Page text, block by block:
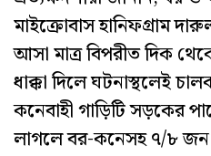
মাইক্রোবাস হানিফগ্রাম
আসা মাত্র বিপরীত দিক
ধাক্কা দিলে ঘটনাস্থলেই
কনেবাহী গাড়িটি সড়কের
লাগলে বর-কনেসহ ৭/৮ জন